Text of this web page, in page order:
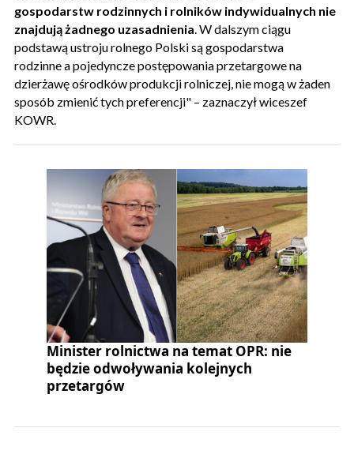
gospodarstw rodzinnych i rolników indywidualnych nie
znajdują żadnego uzasadnienia. W dalszym ciągu
podstawą ustroju rolnego Polski są gospodarstwa
rodzinne a pojedyncze postępowania przetargowe na
dzierżawę ośrodków produkcji rolniczej, nie mogą w żaden
sposób zmienić tych preferencji" – zaznaczył wiceszef
KOWR.
Minister rolnictwa na temat OPR: nie
będzie odwoływania kolejnych
przetargów